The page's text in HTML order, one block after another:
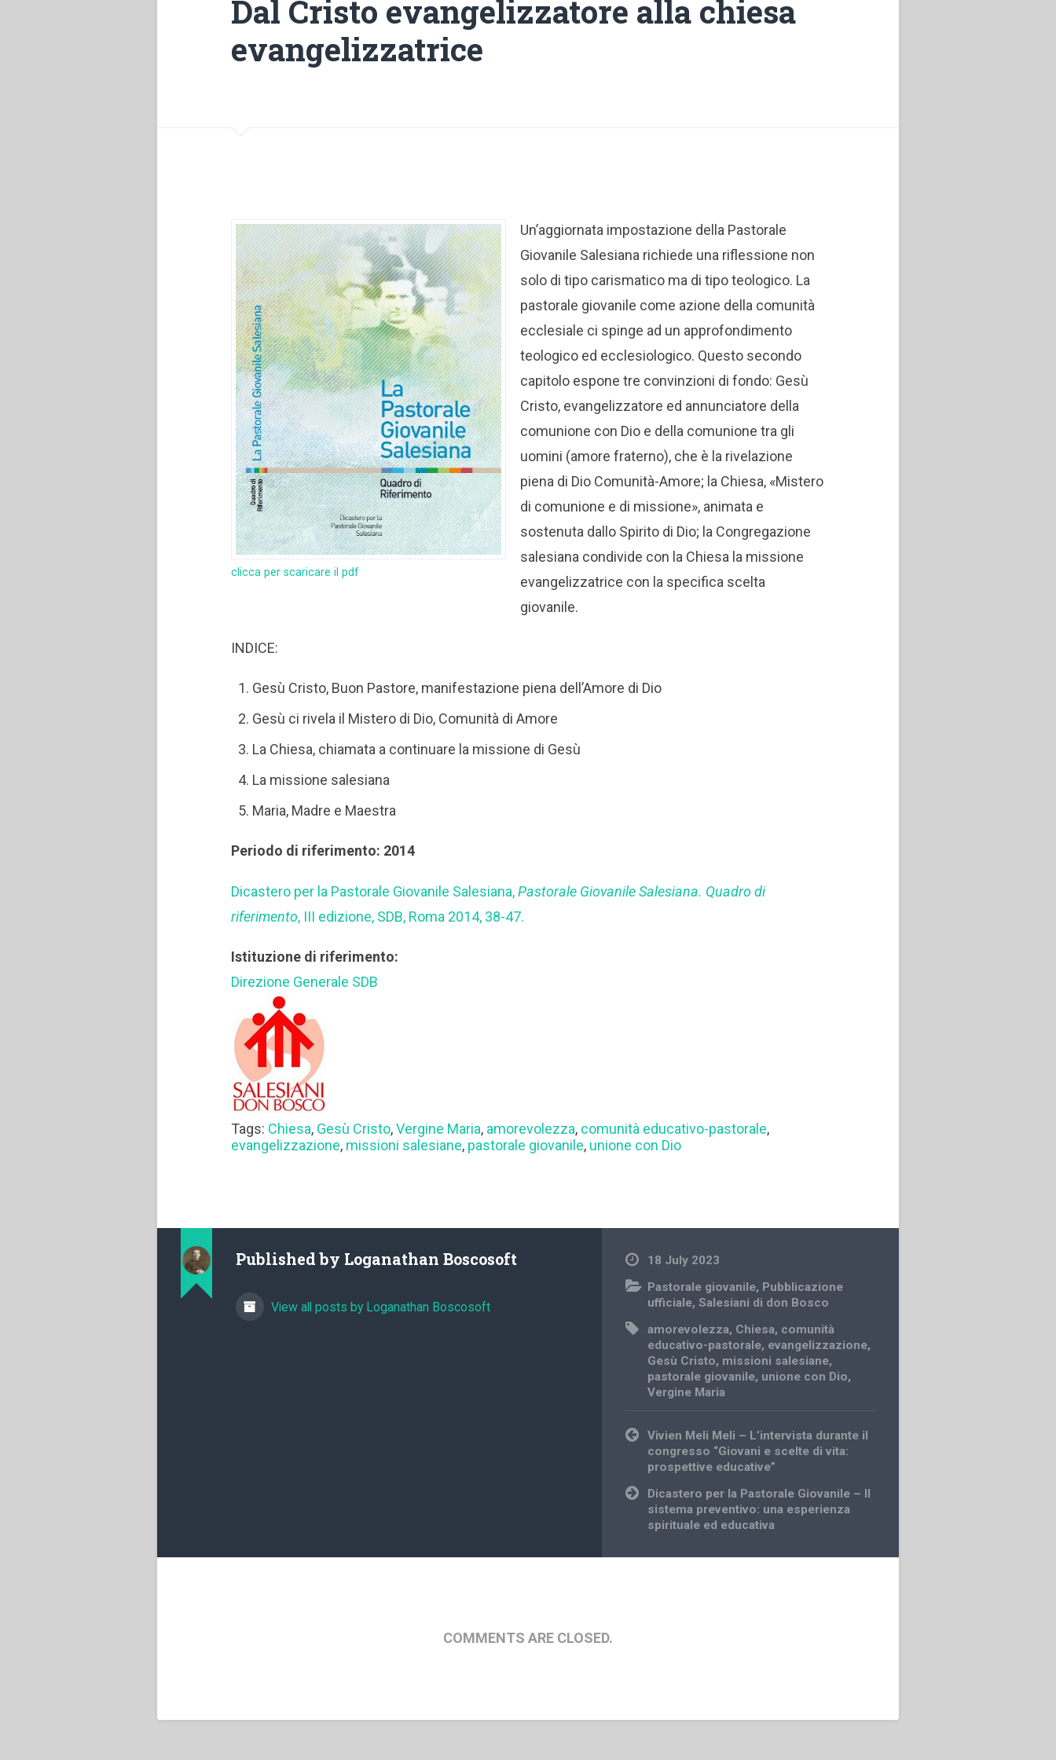
Dal Cristo evangelizzatore alla chiesa
evangelizzatrice
clicca per scaricare il pdf
Un’aggiornata impostazione della Pastorale
Giovanile Salesiana richiede una riflessione non
solo di tipo carismatico ma di tipo teologico. La
pastorale giovanile come azione della comunità
ecclesiale ci spinge ad un approfondimento
teologico ed ecclesiologico. Questo secondo
capitolo espone tre convinzioni di fondo: Gesù
Cristo, evangelizzatore ed annunciatore della
comunione con Dio e della comunione tra gli
uomini (amore fraterno), che è la rivelazione
piena di Dio Comunità-Amore; la Chiesa, «Mistero
di comunione e di missione», animata e
sostenuta dallo Spirito di Dio; la Congregazione
salesiana condivide con la Chiesa la missione
evangelizzatrice con la specifica scelta
giovanile.
INDICE:
Gesù Cristo, Buon Pastore, manifestazione piena dell’Amore di Dio
Gesù ci rivela il Mistero di Dio, Comunità di Amore
La Chiesa, chiamata a continuare la missione di Gesù
La missione salesiana
Maria, Madre e Maestra
Periodo di riferimento: 2014
Dicastero per la Pastorale Giovanile Salesiana,Pastorale Giovanile Salesiana. Quadro di
riferimento, III edizione, SDB, Roma 2014, 38-47.
Istituzione di riferimento:
Direzione Generale SDB
Tags: Chiesa, Gesù Cristo,Vergine Maria, amorevolezza, comunità educativo-pastorale,
evangelizzazione, missioni salesiane, pastorale giovanile, unione con Dio
Published by Loganathan Boscosoft
View all posts by Loganathan Boscosoft
18 July 2023
Pastorale giovanile, Pubblicazione
ufficiale,Salesiani di don Bosco
amorevolezza, Chiesa, comunità
educativo-pastorale, evangelizzazione,
Gesù Cristo, missioni salesiane,
pastorale giovanile, unione con Dio,
Vergine Maria
Post
navigation
Vivien Meli Meli – L’intervista durante il
congresso “Giovani e scelte di vita:
prospettive educative”
Dicastero per la Pastorale Giovanile – Il
sistema preventivo: una esperienza
spirituale ed educativa
COMMENTS ARE CLOSED.